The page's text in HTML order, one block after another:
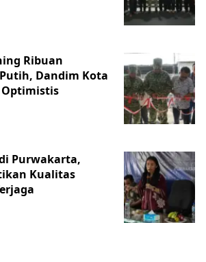
Ribuan
Dandim Kota
Optimistis
Purwakarta,
Kualitas